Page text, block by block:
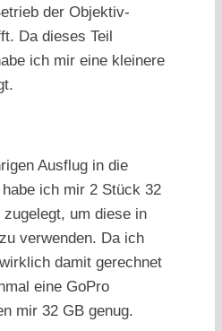
der Objektiv-
Da dieses Teil
ich mir eine kleinere
Ausflug in die
habe ich mir 2 Stück 32
um diese in
verwenden. Da ich
damit gerechnet
eine GoPro
mir 32 GB genug.